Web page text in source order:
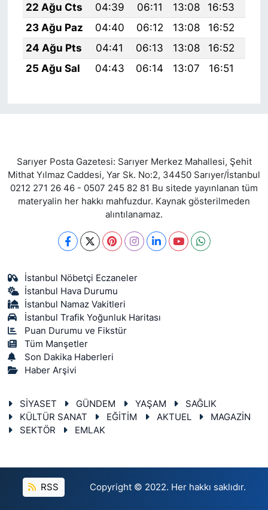
22 Ağu Cts
04:39 06:11 13:08 16:53
23 Ağu Paz
04:40 06:12 13:08 16:52
24 Ağu Pts
04:41 06:13 13:08 16:52
25 Ağu Sal
04:43 06:14 13:07 16:51
Sarıyer Posta Gazetesi: Sarıyer Merkez Mahallesi, Şehit
Mithat Yılmaz Caddesi, Yar Sk. No:2, 34450 Sarıyer/İstanbul
0212 271 26 46 - 0507 245 82 81 Bu sitede yayınlanan tüm
materyalin her hakkı mahfuzdur. Kaynak gösterilmeden
alıntılanamaz.
İstanbul Nöbetçi Eczaneler
İstanbul Hava Durumu
İstanbul Namaz Vakitleri
İstanbul Trafik Yoğunluk Haritası
Puan Durumu ve Fikstür
Tüm Manşetler
Son Dakika Haberleri
Haber Arşivi
SİYASET GÜNDEM YAŞAM
SAĞLIK
KÜLTÜR SANAT
EĞİTİM AKTUEL
MAGAZİN
SEKTÖR
EMLAK
RSS Copyright © 2022. Her hakkı saklıdır.